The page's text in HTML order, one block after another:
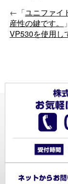
←「ユニファイ
産性の鍵です。
VP530を使用し